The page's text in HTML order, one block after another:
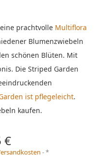
prachtvolle Multiflora
Blumenzwiebeln
schönen Blüten. Mit
Die Striped Garden
ist pflegeleicht.
kaufen.
€
*